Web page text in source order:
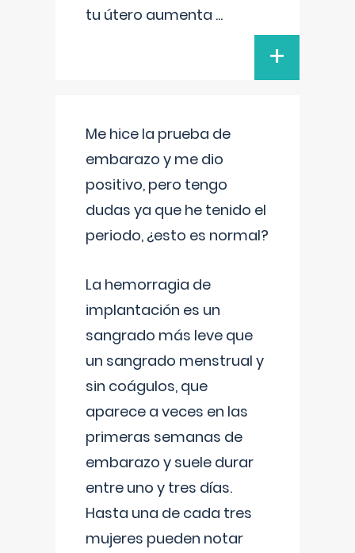
tu útero aumenta ...
+
Me hice la prueba de
embarazo y me dio
positivo, pero tengo
dudas ya que he tenido el
periodo, ¿esto es normal?
La hemorragia de
implantación es un
sangrado más leve que
un sangrado menstrual y
sin coágulos, que
aparece a veces en las
primeras semanas de
embarazo y suele durar
entre uno y tres días.
Hasta una de cada tres
mujeres pueden notar